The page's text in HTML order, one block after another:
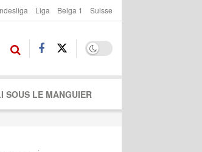
Liga Belga 1 Suisse
SOUS LE MANGUIER